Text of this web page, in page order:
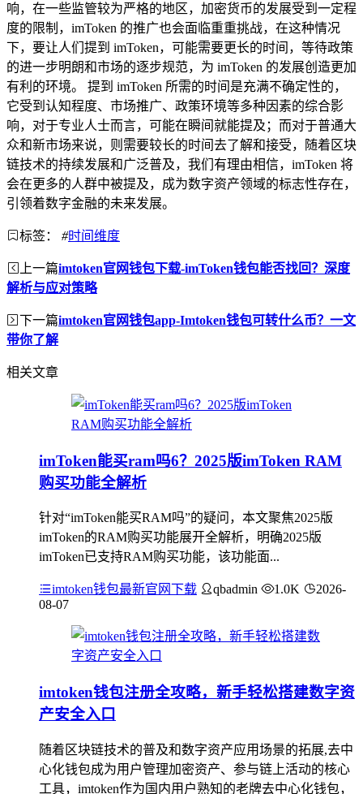
响，在一些监管较为严格的地区，加密货币的发展受到一定程
度的限制，imToken 的推广也会面临重重挑战，在这种情况
下，要让人们提到 imToken，可能需要更长的时间，等待政策
的进一步明朗和市场的逐步规范，为 imToken 的发展创造更加
有利的环境。 提到 imToken 所需的时间是充满不确定性的，
它受到认知程度、市场推广、政策环境等多种因素的综合影
响，对于专业人士而言，可能在瞬间就能提及；而对于普通大
众和新市场来说，则需要较长的时间去了解和接受，随着区块
链技术的持续发展和广泛普及，我们有理由相信，imToken 将
会在更多的人群中被提及，成为数字资产领域的标志性存在，
引领着数字金融的未来发展。
标签： #时间维度
上一篇imtoken官网钱包下载-imToken钱包能否找回？深度
解析与应对策略
下一篇imtoken官网钱包app-Imtoken钱包可转什么币？一文
带你了解
相关文章
imToken能买ram吗6？2025版imToken RAM
购买功能全解析
针对“imToken能买RAM吗”的疑问，本文聚焦2025版
imToken的RAM购买功能展开全解析，明确2025版
imToken已支持RAM购买功能，该功能面...
imtoken钱包最新官网下载 qbadmin 1.0K
2026-
08-07
imtoken钱包注册全攻略，新手轻松搭建数字资
产安全入口
随着区块链技术的普及和数字资产应用场景的拓展,去中
心化钱包成为用户管理加密资产、参与链上活动的核心
工具，imtoken作为国内用户熟知的老牌去中心化钱包，